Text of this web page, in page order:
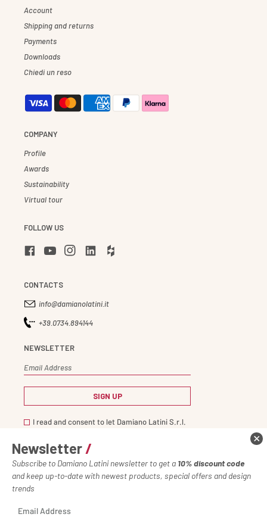
Account
Shipping and returns
Payments
Downloads
Chiedi un reso
COMPANY
Profile
Awards
Sustainability
Virtual tour
FOLLOW US
CONTACTS
info@damianolatini.it
+39.0734.894144
NEWSLETTER
I read and consent to let Damiano Latini S.r.l.
the privacy notice
Newsletter /
Subscribe to Damiano Latini newsletter to get a 10% discount code
and keep up-to-date with newest products, special offers and design
trends